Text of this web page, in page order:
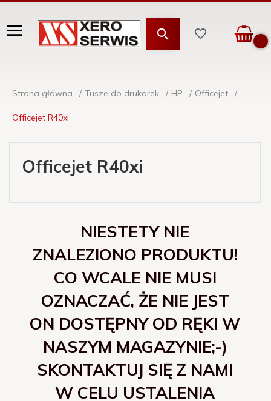
Strona główna Tusze do drukarek HP Officejet
Officejet R40xi
Officejet R40xi
NIESTETY NIE
ZNALEZIONO PRODUKTU!
CO WCALE NIE MUSI
OZNACZAĆ, ŻE NIE JEST
ON DOSTĘPNY OD RĘKI W
NASZYM MAGAZYNIE;-)
SKONTAKTUJ SIĘ Z NAMI
W CELU USTALENIA